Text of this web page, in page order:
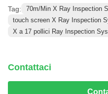
Tag:
70m/Min X Ray Inspection
touch screen X Ray Inspection
X a 17 pollici Ray Inspection
Contattaci